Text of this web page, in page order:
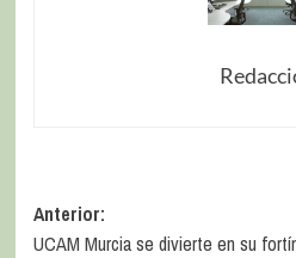
Anterior:
UCAM Murcia se divierte en su